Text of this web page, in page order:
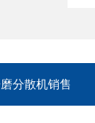
分散机销售